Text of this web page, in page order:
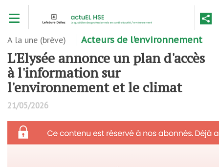
contenu
A la une (brève) Acteurs de l'environnement
L'Elysée annonce un plan d'accès
à l'information sur
l'environnement et le climat
21/05/2026